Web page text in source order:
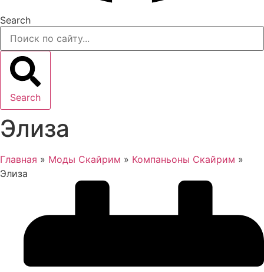
Search
Search
Элиза
Главная » Моды Скайрим » Компаньоны Скайрим »
Элиза